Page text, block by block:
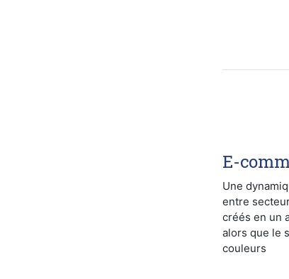
E-
Une
entre
créés en un
alors que le
couleurs